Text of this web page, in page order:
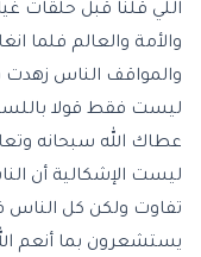
اللي قلنا قبل حلقات
والأمة والعالم فلما
والمواقف الناس زهدت
ليست فقط قولا
عطاك الله سبحانه
ليست الإشكالية أن
تفاوت ولكن كل الناس
يستشعرون بما أنعم